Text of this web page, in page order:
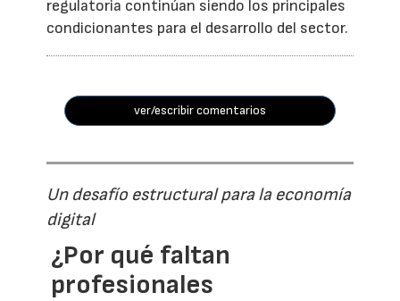
regulatoria continúan siendo los principales
condicionantes para el desarrollo del sector.
ver/escribir comentarios
Un desafío estructural para la economía
digital
¿Por qué faltan
profesionales